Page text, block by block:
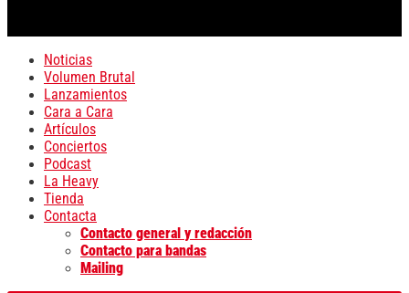
Noticias
Volumen Brutal
Lanzamientos
Cara a Cara
Artículos
Conciertos
Podcast
La Heavy
Tienda
Contacta
Contacto general y redacción
Contacto para bandas
Mailing